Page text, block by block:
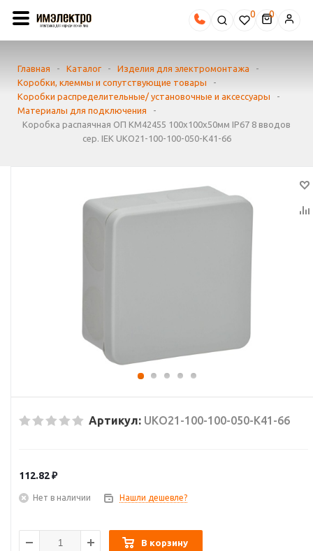
0
Главная - Каталог - Изделия для электромонтажа
-
Коробки, клеммы и сопутствующие товары
-
Коробки распределительные/ установочные и аксессуары
-
Материалы для подключения
-
Коробка распаячная ОП КМ42455 100х100х50мм IP67 8 вводов
сер. IEK UKO21-100-100-050-K41-66
Артикул: UKO21-100-100-050-K41-66
112.82₽
Нет в наличии Нашли дешевле?
В корзину